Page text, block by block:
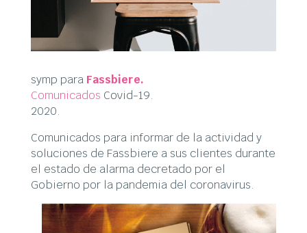
symp para Fassbiere.
Comunicados Covid-19.
2020.
Comunicados para informar de la actividad y
soluciones de Fassbiere a sus clientes durante
el estado de alarma decretado por el
Gobierno por la pandemia del coronavirus.